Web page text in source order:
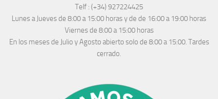
Telf : (+34) 927224425
Lunes a Jueves de 8:00 a 15:00 horas y de de 16:00 a 19:00 horas
Viernes de 8:00 a 15:00 horas
En los meses de Julio y Agosto abierto solo de 8:00 a 15:00. Tardes
cerrado.